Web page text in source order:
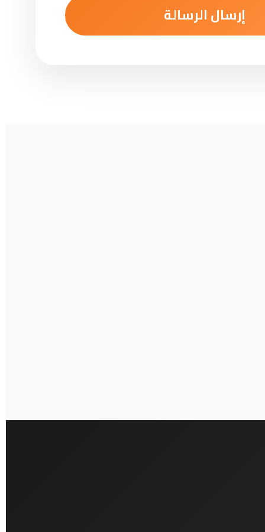
إرسال الرسالة